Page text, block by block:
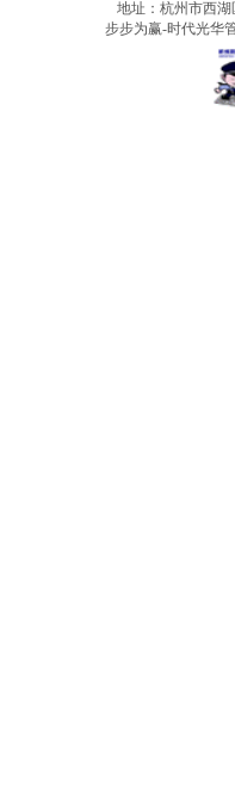
地址：杭州市西
步步为赢-时代光华